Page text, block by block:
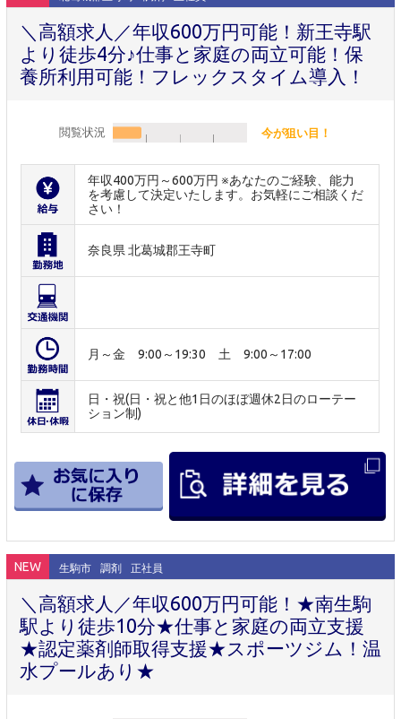
＼高額求人／年収600万円可能！新王寺駅
より徒歩4分♪仕事と家庭の両立可能！保
養所利用可能！フレックスタイム導入！
閲覧状況 今が狙い目！
年収400万円～600万円 ※あなたのご経験、能力
を考慮して決定いたします。お気軽にご相談くだ
さい！
奈良県 北葛城郡王寺町
月～金 9:00～19:30 土 9:00～17:00
日・祝(日・祝と他1日のほぼ週休2日のローテー
ション制)
NEW 生駒市 調剤 正社員
＼高額求人／年収600万円可能！★南生駒
駅より徒歩10分★仕事と家庭の両立支援
★認定薬剤師取得支援★スポーツジム！温
水プールあり★